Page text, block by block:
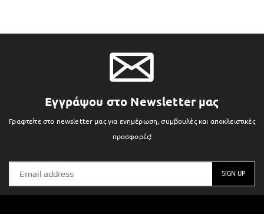
Εγγράψου στο Newsletter μας
Γραφτείτε στο newsletter μας για ενημέρωση, συμβουλές και αποκλειστικές
προσφορές!